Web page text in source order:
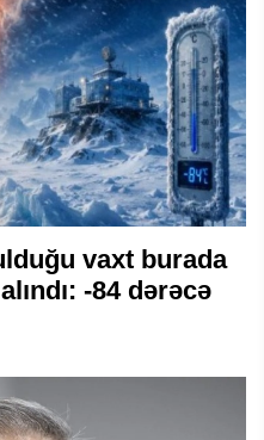
vaxt burada
-84 dərəcə